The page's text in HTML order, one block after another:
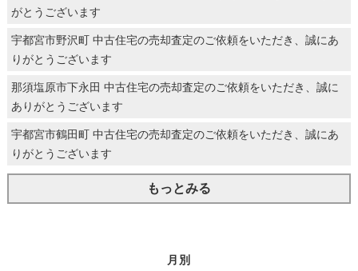
がとうございます
宇都宮市野沢町 中古住宅の売却査定のご依頼をいただき、誠にあ
りがとうございます
那須塩原市下永田 中古住宅の売却査定のご依頼をいただき、誠に
ありがとうございます
宇都宮市鶴田町 中古住宅の売却査定のご依頼をいただき、誠にあ
りがとうございます
もっとみる
月別